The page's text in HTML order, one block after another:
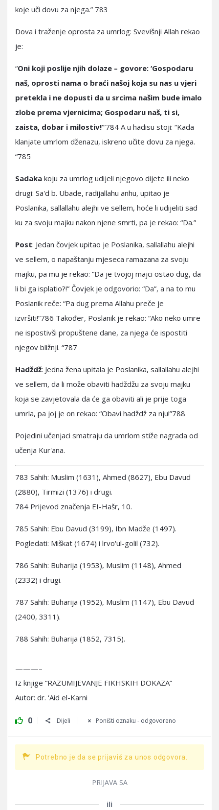
koje uči dovu za njega.” 783
Dova i traženje oprosta za umrlog: Svevišnji Allah rekao
je:
“Oni koji poslije njih dolaze – govore: ‘Gospodaru
naš, oprosti nama o braći našoj koja su nas u vjeri
pretekla i ne dopusti da u srcima našim bude imalo
zlobe prema vjernicima; Gospodaru naš, ti si,
zaista, dobar i milostiv!‘”784 A u hadisu stoji: “Kada
klanjate umrlom dženazu, iskreno učite dovu za njega.
“785
Sadaka koju za umrlog udijeli njegovo dijete ili neko
drugi: Sa'd b. Ubade, radijallahu anhu, upitao je
Poslanika, sallallahu alejhi ve sellem, hoće li udijeliti sad
ku za svoju majku nakon njene smrti, pa je rekao: “Da.”
Post: Jedan čovjek upitao je Poslanika, sallallahu alejhi
ve sellem, o napaštanju mjeseca ramazana za svoju
majku, pa mu je rekao: “Da je tvojoj majci ostao dug, da
li bi ga isplatio?!” Čovjek je odgovorio: “Da”, a na to mu
Poslanik reče: “Pa dug prema Allahu preče je
izvršiti!”786 Također, Poslanik je rekao: “Ako neko umre
ne ispostivši propuštene dane, za njega će ispostiti
njegov bližnji. “787
Hadždž: Jedna žena upitala je Poslanika, sallallahu alejhi
ve sellem, da li može obaviti hadždžu za svoju majku
koja se zavjetovala da će ga obaviti ali je prije toga
umrla, pa joj je on rekao: “Obavi hadždž za nju!”788
Pojedini učenjaci smatraju da umrlom stiže nagrada od
učenja Kur'ana.
783 Sahih: Muslim (1631), Ahmed (8627), Ebu Davud
(2880), Tirmizi (1376) i drugi.
784 Prijevod značenja EI-Hašr, 10.
785 Sahih: Ebu Davud (3199), Ibn Madže (1497).
Pogledati: Miškat (1674) i lrvo'ul-golil (732).
786 Sahih: Buharija (1953), Muslim (1148), Ahmed
(2332) i drugi.
787 Sahih: Buharija (1952), Muslim (1147), Ebu Davud
(2400, 3311).
788 Sahih: Buharija (1852, 7315).
———–
Iz knjige “RAZUMIJEVANJE FIKHSKIH DOKAZA”
Autor: dr. ‘Aid el-Karni
0 Dijeli Poništi oznaku - odgovoreno
Potrebno je da se prijaviš za unos odgovora.
PRIJAVA SA
ili